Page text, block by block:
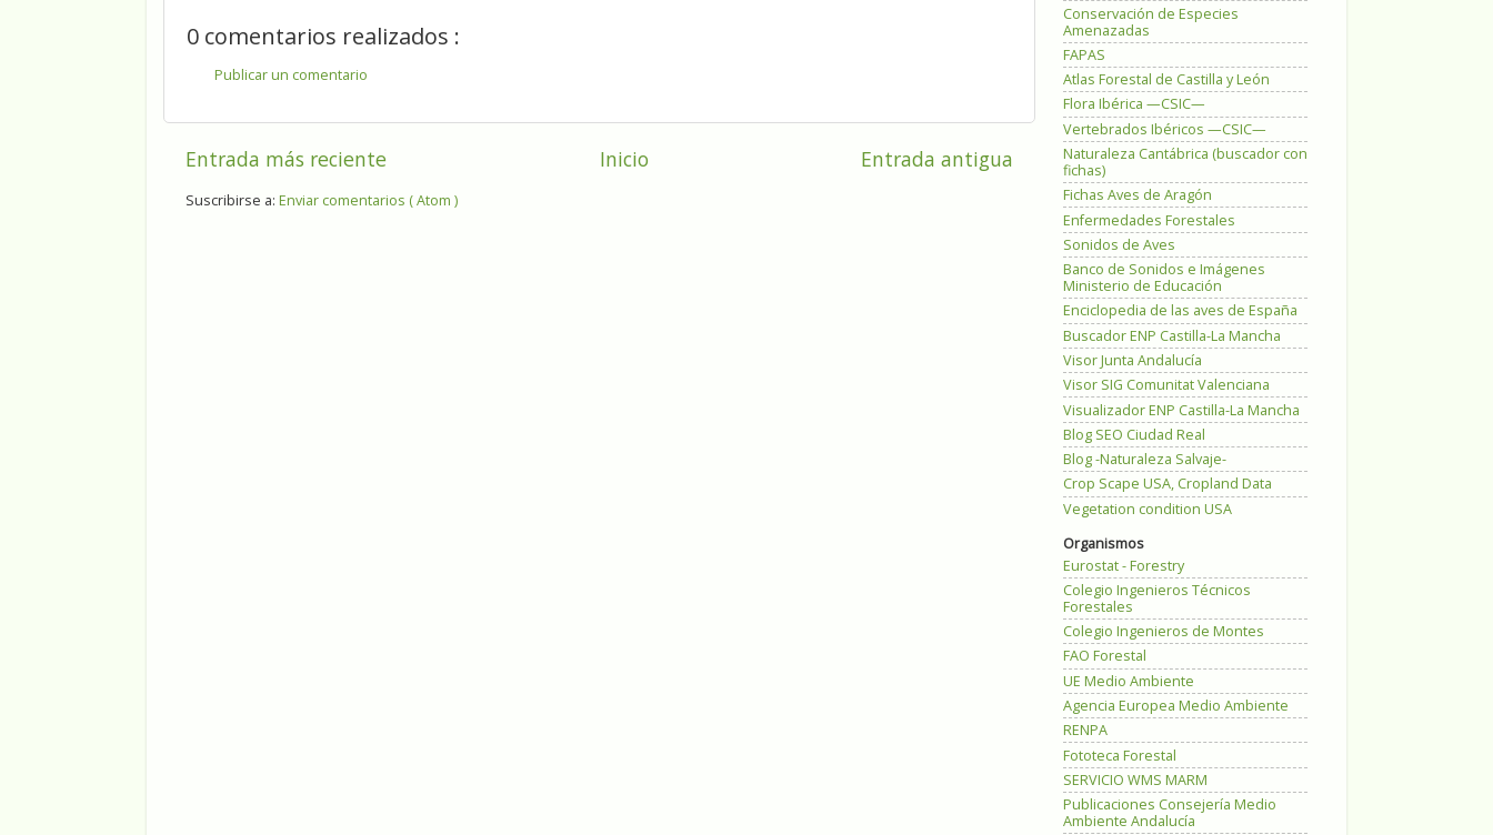
0 comentarios realizados :
Publicar un comentario
Entrada más reciente Entrada antigua
Inicio
Suscribirse a: Enviar comentarios ( Atom )
Conservación de Especies
Amenazadas
FAPAS
Atlas Forestal de Castilla y León
Flora Ibérica —CSIC—
Vertebrados Ibéricos —CSIC—
Naturaleza Cantábrica (buscador con
fichas)
Fichas Aves de Aragón
Enfermedades Forestales
Sonidos de Aves
Banco de Sonidos e Imágenes
Ministerio de Educación
Enciclopedia de las aves de España
Buscador ENP Castilla-La Mancha
Visor Junta Andalucía
Visor SIG Comunitat Valenciana
Visualizador ENP Castilla-La Mancha
Blog SEO Ciudad Real
Blog -Naturaleza Salvaje-
Crop Scape USA, Cropland Data
Vegetation condition USA
Organismos
Eurostat - Forestry
Colegio Ingenieros Técnicos
Forestales
Colegio Ingenieros de Montes
FAO Forestal
UE Medio Ambiente
Agencia Europea Medio Ambiente
RENPA
Fototeca Forestal
SERVICIO WMS MARM
Publicaciones Consejería Medio
Ambiente Andalucía